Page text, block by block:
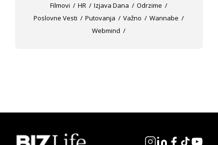
Filmovi
HR Izjava Dana
Odrzime
Poslovne Vesti
Putovanja Važno
Wannabe
Webmind